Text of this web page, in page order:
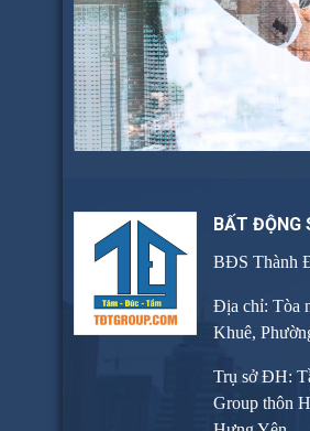
BẤT ĐỘNG
BĐS Thành
Địa chỉ: Tòa
Khuê,
Trụ sở ĐH:
Group thôn